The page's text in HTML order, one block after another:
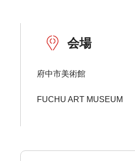
会場
府中市美術館
FUCHU ART MUSEUM